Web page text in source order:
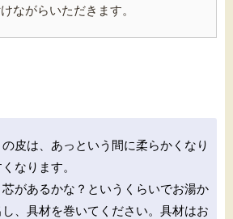
ながらいただきます。
皮は、あっという間に柔らかくなり
なります。
があるかな？というくらいでお湯か
し、具材を巻いてください。具材はお